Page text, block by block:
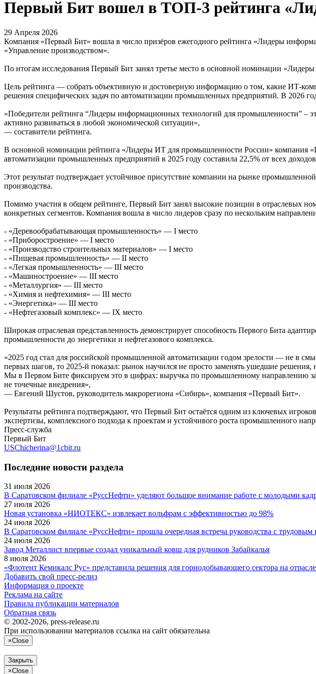
Первый Бит вошел в ТОП‑3 рейтинга
29 Апреля 2026
Компания «Первый Бит» вошла в число призёров ежегодного рейтинга «Лидеры
«Управление производством».
По итогам исследования Первый Бит занял третье место в основной номинации
Цель рейтинга — собрать объективную и достоверную информацию о том, какие
решения специфических задач по автоматизации промышленных предприятий. В 2026
«Победители рейтинга “Лидеры информационных технологий для промышленности” –
активно развиваться в любой экономической ситуации»,
— составители рейтинга.
В основной номинации рейтинга «Лидеры ИТ для промышленности России» компания
автоматизации промышленных предприятий в 2025 году составила 22,5% от всех
Этот результат подтверждает устойчивое присутствие компании на рынке
производства.
Помимо участия в общем рейтинге, Первый Бит занял высокие позиции в отраслевых
конкретных сегментов. Компания вошла в число лидеров сразу по нескольким
- «Деревообрабатывающая промышленность» — I место
- «Приборостроение» — I место
- «Производство строительных материалов» — I место
- «Пищевая промышленность» — II место
- «Легкая промышленность» — III место
- «Машиностроение» — III место
- «Металлургия» — III место
- «Химия и нефтехимия» — III место
- «Энергетика» — III место
- «Нефтегазовый комплекс» — IX место
Широкая отраслевая представленность демонстрирует способность Первого Бита
промышленности до энергетики и нефтегазового комплекса.
«2025 год стал для российской промышленной автоматизации годом зрелости — не в
первых шагов, то 2025-й показал: рынок научился не просто заменять ушедшие
Мы в Первом Бите фиксируем это в цифрах: выручка по промышленному направлению
не точечные внедрения»,
— Евгений Шустов, руководитель макрорегиона «Сибирь», компания «Первый Бит».
Результаты рейтинга подтверждают, что Первый Бит остаётся одним из ключевых
экспертизы, комплексного подхода к проектам и устойчивого роста промышленного
Пресс-служба
Первый Бит
USChicherina@1cbit.ru
Последние новости раздела
31 июля 2026
В Саратовском филиале «РуссНефти» уделяют большое внимание работе с молодыми
27 июля 2026
Новая установка «НИОТЕКС» извлекает вольфрам с эффективностью до 98%
24 июля 2026
В Саратовском филиале «РуссНефти» прошла очередная встреча руководства с трудовым
24 июля 2026
Завод Металлист впервые создал уникальный ковш для рудников Забайкалья
8 июля 2026
«Флотент Кемикалс Рус» представила решения для горнодобывающего сектора на
Добавить свой пресс-релиз
Информация о проекте
Реклама на сайте
Правила публикации материалов
Обратная связь
© 2002-2026, press-release.ru
При использовании материалов ссылка на сайт обязательна
×Close
Закрыть
×Close